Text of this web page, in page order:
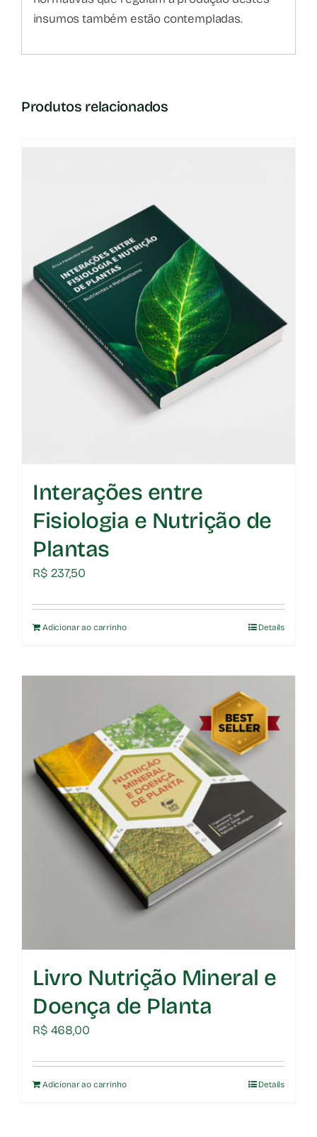
insumos também estão contempladas.
Produtos relacionados
Interações entre
Fisiologia e Nutrição de
Plantas
R$ 237,50
Adicionar ao carrinho Details
Livro Nutrição Mineral e
Doença de Planta
R$ 468,00
Adicionar ao carrinho Details